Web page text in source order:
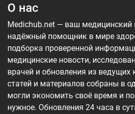
О нас
Medichub.net — ваш медицинский
надёжный помощник в мире
подборка проверенной
медицинские новости,
врачей и обновления из ведущих
статей и материалов собраны в
могли экономить своё время и
нужное. Обновления 24 часа в